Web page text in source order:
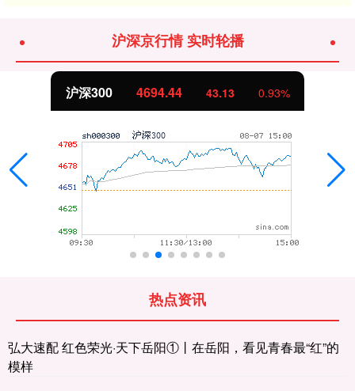
沪深京行情 实时轮播
北证50 1134.24
热点资讯
弘大速配 红色荣光·天下岳阳①丨在岳阳，看见青春最“红”的
模样